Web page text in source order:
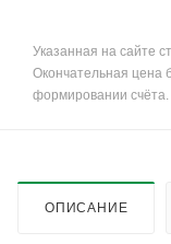
Указанная на сайте
Окончательная цена
формировании счёта.
ОПИСАНИЕ